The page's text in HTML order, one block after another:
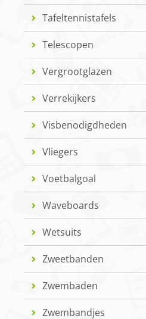
Tafeltennistafels
Telescopen
Vergrootglazen
Verrekijkers
Visbenodigdheden
Vliegers
Voetbalgoal
Waveboards
Wetsuits
Zweetbanden
Zwembaden
Zwembandjes